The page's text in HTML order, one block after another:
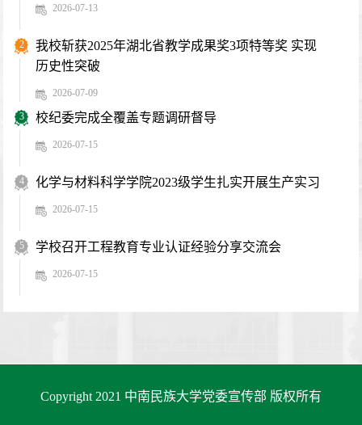
2026-07-13
2
我校斩获2025年湖北省教学成果奖3项特等奖 实现
历史性突破
2026-07-09
3 校纪委完成全覆盖专题调研督导
2026-07-15
4 化学与材料科学学院2023级学生扎实开展生产实习
2026-07-15
5 学校召开工程教育专业认证经验分享交流会
2026-07-15
Copyright 2021 中南民族大学党委宣传部 版权所有